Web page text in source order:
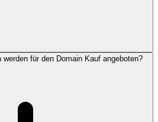
für den Domain Kauf angeboten?